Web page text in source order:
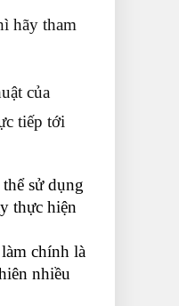
hãy tham
của
tiếp tới
sử dụng
thực hiện
chính là
nhiều